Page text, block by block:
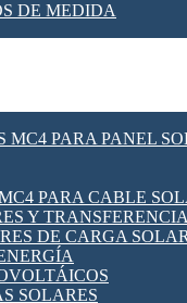
DE MEDIDA
MC4 PARA PANEL
PARA CABLE
Y
DE CARGA SOLAR
SOLARES